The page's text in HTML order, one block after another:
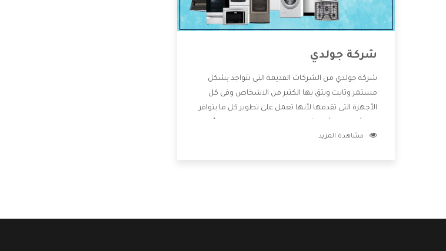
شركة جولدي
شركة جولدي من الشركات القديمة التى تتواجد بشكل
مستمر وثابت ويثق بها الكثير من الاشخاص وفى كل
الأجهزة التى تقدمها لأنها تعمل على تطوير كل ما يتوافر
خدمات ما بعد البيع مع المنتجات وتقدم للعملاء أقوى
مشاهدة المزيد